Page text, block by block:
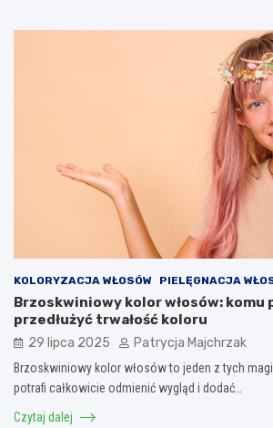
KOLORYZACJA WŁOSÓW PIELĘGNACJA
Brzoskwiniowy kolor włosów: komu
przedłużyć trwałość koloru
29 lipca 2025 Patrycja Majchrzak
Brzoskwiniowy kolor włosów to jeden z tych
potrafi całkowicie odmienić wygląd i dodać…
Czytaj dalej